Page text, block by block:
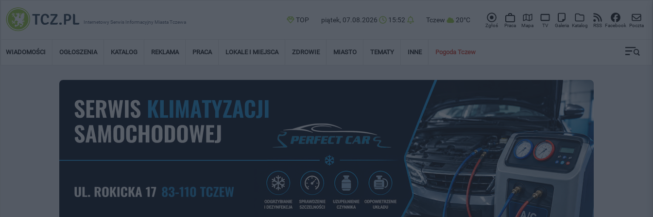
Internetowy Serwis Informacyjny Miasta Tczewa TOP piątek, 07.08.2026 15:52 Tczew 20°C
Zgłoś Praca Mapa TV Galeria Katalog RSS Facebook Poczta
WIADOMOŚCI OGŁOSZENIA KATALOG REKLAMA PRACA LOKALE I MIEJSCA ZDROWIE MIASTO TEMATY INNE Pogoda Tczew